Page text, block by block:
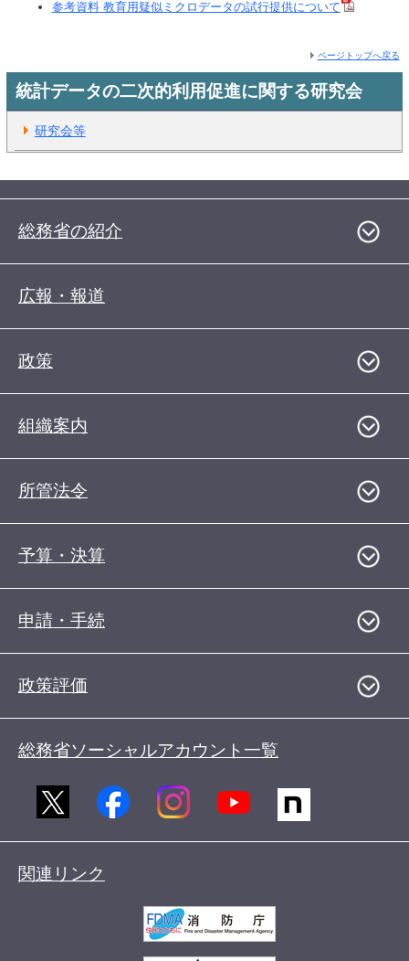
参考資料 教育用疑似ミクロデータの試行提供について
ページトップへ戻る
統計データの二次的利用促進に関する研究会
研究会等
総務省の紹介
広報・報道
政策
組織案内
所管法令
予算・決算
申請・手続
政策評価
総務省ソーシャルアカウント一覧
関連リンク